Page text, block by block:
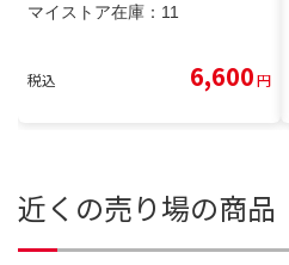
マイストア在庫： 11
税込 6,600円
近くの売り場の商品